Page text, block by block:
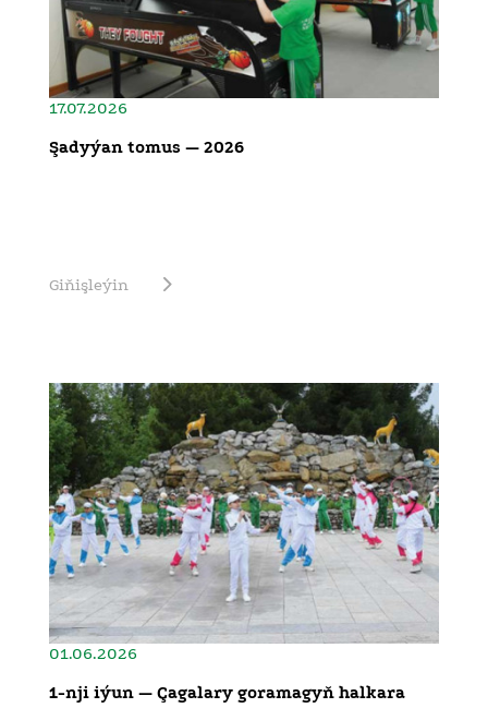
17.07.2026
Şadyýan tomus — 2026
Giňişleýin
01.06.2026
1-nji iýun — Çagalary goramagyň halkara